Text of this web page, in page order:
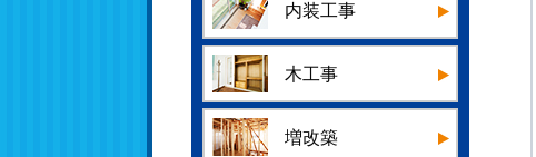
内装工事
木工事
増改築